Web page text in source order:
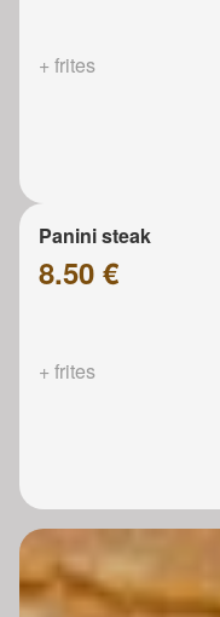
+ frites
Panini steak
8.50 €
+ frites